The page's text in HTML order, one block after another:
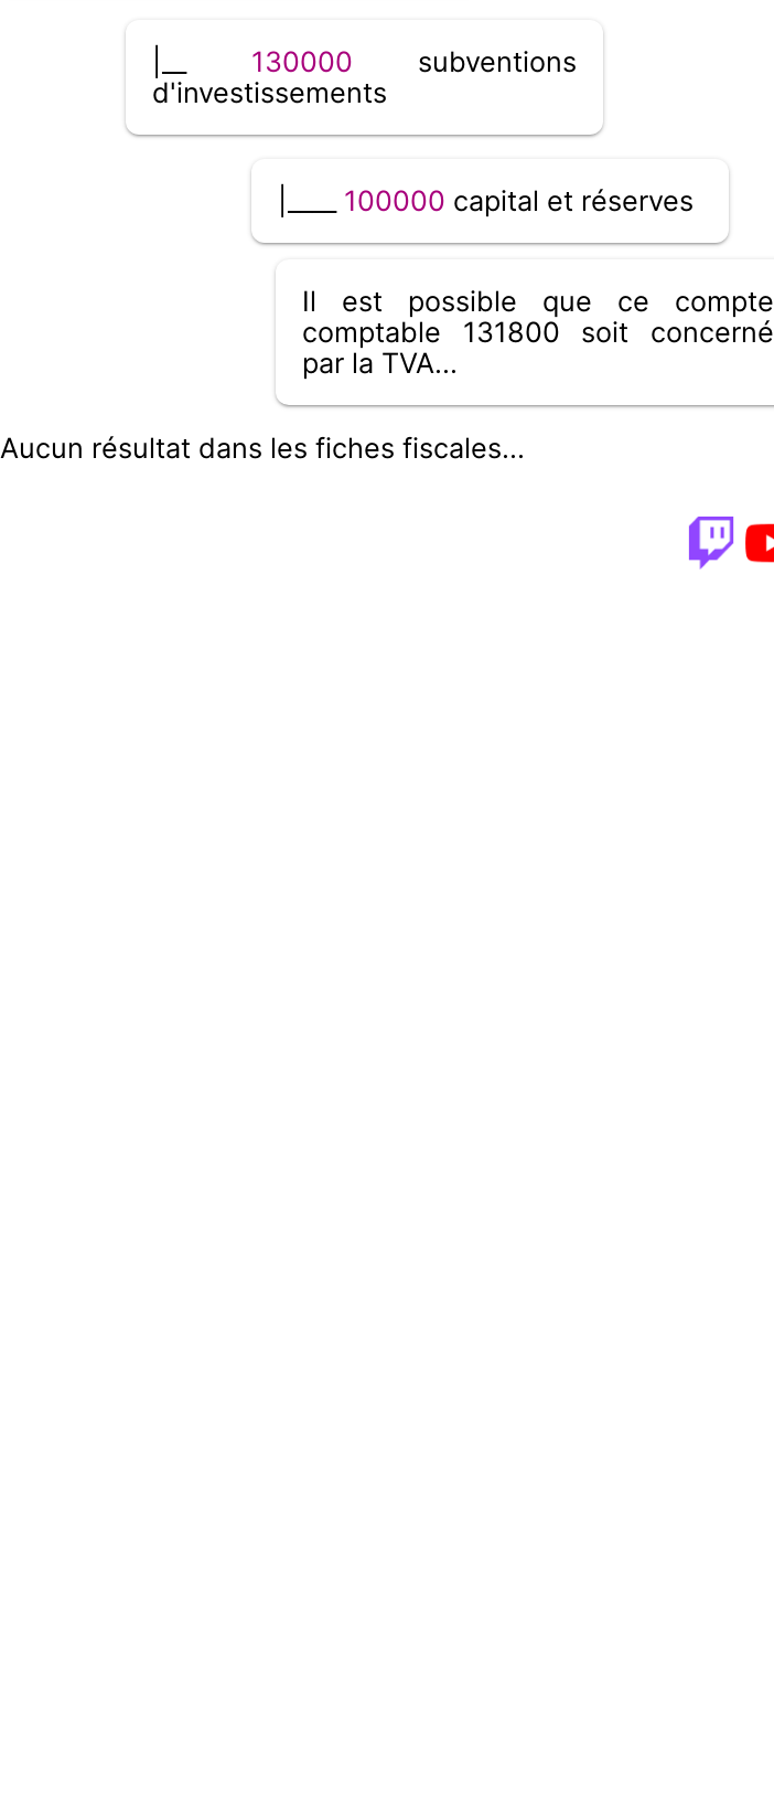
130000 subventions
d'investissements
100000 capital et réserves
Il est possible que ce compte
comptable 131800 soit concerné
par la TVA...
Aucun résultat dans les fiches fiscales...